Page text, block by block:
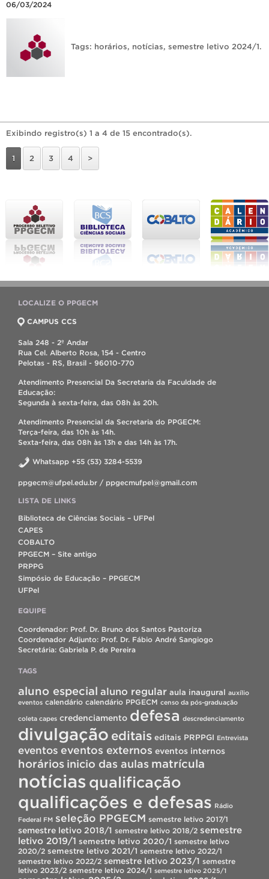
06/03/2024
Tags: horários, notícias, semestre letivo 2024/1.
Exibindo registro(s) 1 a 4 de 15 encontrado(s).
1 2 3 4 >
LOCALIZE O PPGECM
CAMPUS CCS
Sala 248 - 2º Andar
Rua Cel. Alberto Rosa, 154 - Centro
Pelotas - RS, Brasil - 96010-770
Atendimento Presencial Da Secretaria da Faculdade de
Educação:
Segunda à sexta-feira, das 08h às 20h.
Atendimento Presencial da Secretaria do PPGECM:
Terça-feira, das 10h às 14h.
Sexta-feira, das 08h às 13h e das 14h às 17h.
Whatsapp +55 (53) 3284-5539
ppgecm@ufpel.edu.br / ppgecmufpel@gmail.com
LISTA DE LINKS
Biblioteca de Ciências Sociais – UFPel
CAPES
COBALTO
PPGECM – Site antigo
PRPPG
Simpósio de Educação – PPGECM
UFPel
EQUIPE
Coordenador: Prof. Dr. Bruno dos Santos Pastoriza
Coordenador Adjunto: Prof. Dr. Fábio André Sangiogo
Secretária: Gabriela P. de Pereira
TAGS
aluno especial aluno regular aula inaugural auxílio
eventos calendário calendário PPGECM censo da pós-graduação
coleta capes credenciamento defesa descredenciamento
divulgação editais editais PRPPGI Entrevista
eventos eventos externos eventos internos
horários inicio das aulas matrícula
notícias qualificação
qualificações e defesas Rádio
Federal FM seleção PPGECM semestre letivo 2017/1
semestre letivo 2018/1 semestre letivo 2018/2 semestre
letivo 2019/1 semestre letivo 2020/1 semestre letivo
2020/2 semestre letivo 2021/1 semestre letivo 2022/1
semestre letivo 2022/2 semestre letivo 2023/1 semestre
letivo 2023/2 semestre letivo 2024/1 semestre letivo 2025/1